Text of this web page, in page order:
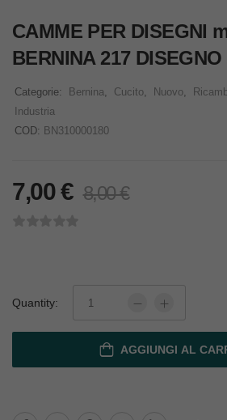
CAMME PER DISEGNI
BERNINA 217 DISEGNO
Categorie: Bernina, Cucito, Nuovo,
Industria
COD: BN310000180
7,00€ 8,00€
Quantity:
AGGIUNGI AL